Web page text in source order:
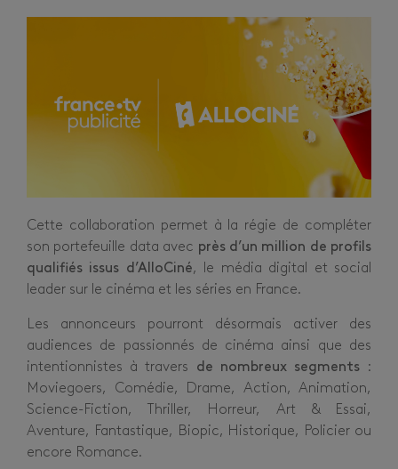
Cette collaboration permet à la régie de compléter
son portefeuille data avec près d’un million de profils
qualifiés issus d’AlloCiné, le média digital et social
leader sur le cinéma et les séries en France.
Les annonceurs pourront désormais activer des
audiences de passionnés de cinéma ainsi que des
intentionnistes à travers de nombreux segments:
Moviegoers, Comédie, Drame, Action, Animation,
Science-Fiction, Thriller, Horreur, Art & Essai,
Aventure, Fantastique, Biopic, Historique, Policier ou
encore Romance.